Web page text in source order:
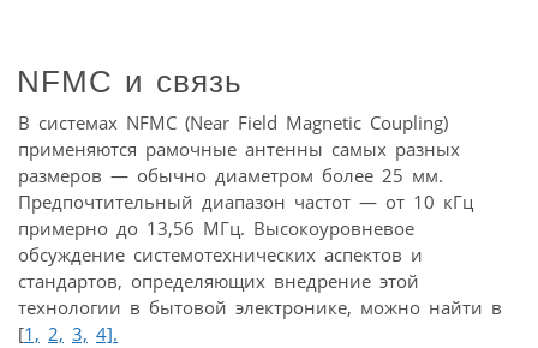
NFMC и связь
В системах NFMC (Near Field Magnetic Coupling)
применяются рамочные антенны самых разных
размеров — обычно диаметром более 25 мм.
Предпочтительный диапазон частот — от 10 кГц
примерно до 13,56 МГц. Высокоуровневое
обсуждение системотехнических аспектов и
стандартов, определяющих внедрение этой
технологии в бытовой электронике, можно найти в
[1, 2, 3, 4].